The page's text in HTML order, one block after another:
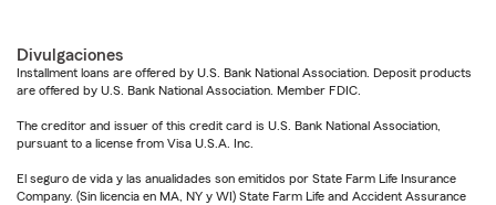
Divulgaciones
Installment loans are offered by U.S. Bank National Association. Deposit products
are offered by U.S. Bank National Association. Member FDIC.
The creditor and issuer of this credit card is U.S. Bank National Association,
pursuant to a license from Visa U.S.A. Inc.
El seguro de vida y las anualidades son emitidos por State Farm Life Insurance
Company. (Sin licencia en MA, NY y WI) State Farm Life and Accident Assurance